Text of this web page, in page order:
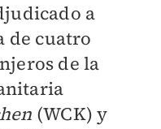
a
de cuatro
de la
(WCK) y